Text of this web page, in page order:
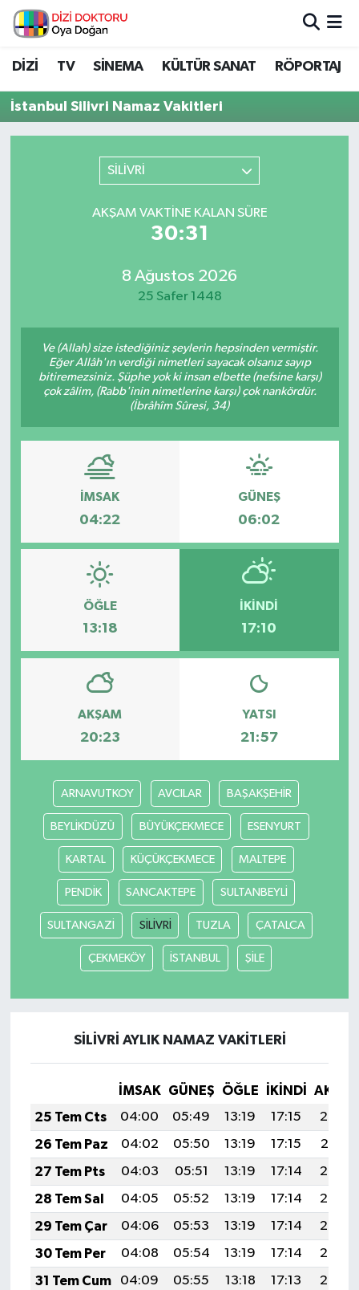
DİZİ TV SİNEMA KÜLTÜR SANAT RÖPORTAJ
İstanbul Silivri Namaz Vakitleri
SİLİVRİ
AKŞAM VAKTINE KALAN SÜRE
30:31
8 Ağustos 2026
25 Safer 1448
Ve (Allah) size istediğiniz şeylerin hepsinden vermiştir.
Eğer Allâh'ın verdiği nimetleri sayacak olsanız sayıp
bitiremezsiniz. Şüphe yok ki insan elbette (nefsine karşı)
çok zâlim, (Rabb'inin nimetlerine karşı) çok nankördür.
(İbrâhîm Sûresi, 34)
İMSAK
04:22
GÜNEŞ
06:02
ÖĞLE
13:18
İKINDI
17:10
AKŞAM
20:23
YATSI
21:57
ARNAVUTKOY AVCILAR BAŞAKŞEHİR
BEYLİKDÜZÜ BÜYÜKÇEKMECE ESENYURT
KARTAL KÜÇÜKÇEKMECE MALTEPE
PENDİK SANCAKTEPE SULTANBEYLİ
SULTANGAZİ SİLİVRİ TUZLA ÇATALCA
ÇEKMEKÖY İSTANBUL ŞİLE
SİLİVRİ AYLIK NAMAZ VAKITLERI
İMSAK GÜNEŞ ÖĞLE İKINDI
25 Tem Cts
04:00 05:49 13:19 17:15
20:38
26 Tem Paz
04:02 05:50 13:19 17:15
20:37
27 Tem Pts
04:03 05:51 13:19 17:14
20:36
28 Tem Sal
04:05 05:52 13:19 17:14
20:35
29 Tem Çar
04:06 05:53 13:19 17:14
20:34
30 Tem Per
04:08 05:54 13:19 17:14
20:33
31 Tem Cum
04:09 05:55 13:18 17:13
20:32
İstanbul Nöbetçi Eczaneler
İstanbul Hava Durumu
İstanbul Trafik Yoğunluk Haritası
Süper Lig Puan Durumu ve Fikstür
Haber Arşivi